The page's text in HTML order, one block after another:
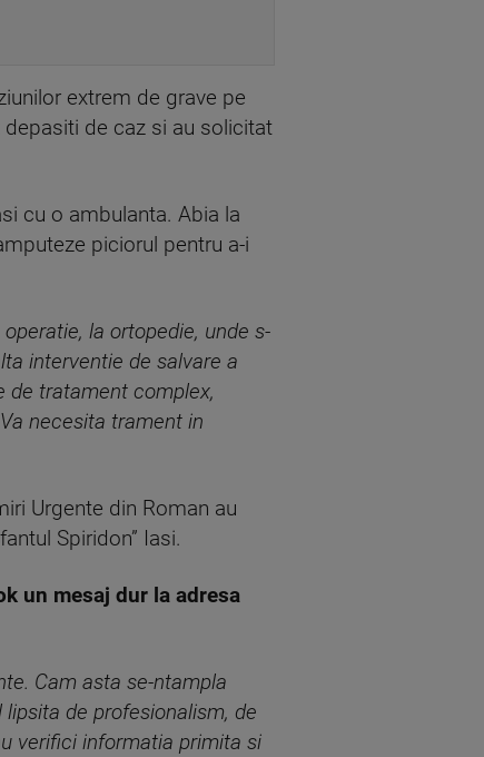
extrem de grave pe
de caz si au solicitat
cu o ambulanta. Abia la
piciorul pentru a-i
la ortopedie, unde s-
interventie de salvare a
de tratament complex,
necesita trament in
Urgente din Roman au
Spiridon” Iasi.
un mesaj dur la adresa
Cam asta se-ntampla
de profesionalism, de
verifici informatia primita si